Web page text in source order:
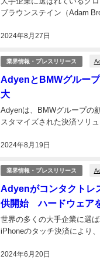
2024年8月27日
ブラウンステイン（Adam
業界情報・プレスリリース
AdyenとBMWグルー
大
2024年8月19日
Adyenは、BMWグループの
スタマイズされた決済ソリ
業界情報・プレスリリース
Adyenがコンタクトレ
供開始 ハードウェア
2024年6月20日
世界の多くの大手企業に選
iPhoneのタッチ決済により